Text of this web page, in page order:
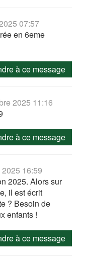
07:57
en 6eme
à ce message
2025 11:16
à ce message
16:59
2025. Alors sur
il est écrit
? Besoin de
enfants !
à ce message